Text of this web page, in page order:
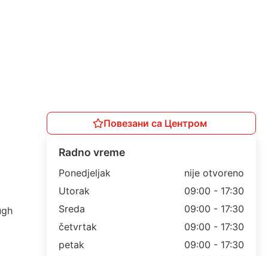
Повезани са Центром
Radno vreme
Ponedjeljak
nije otvoreno
Utorak
09:00 - 17:30
Sreda
09:00 - 17:30
četvrtak
09:00 - 17:30
petak
09:00 - 17:30